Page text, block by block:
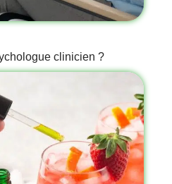
clinicien ?